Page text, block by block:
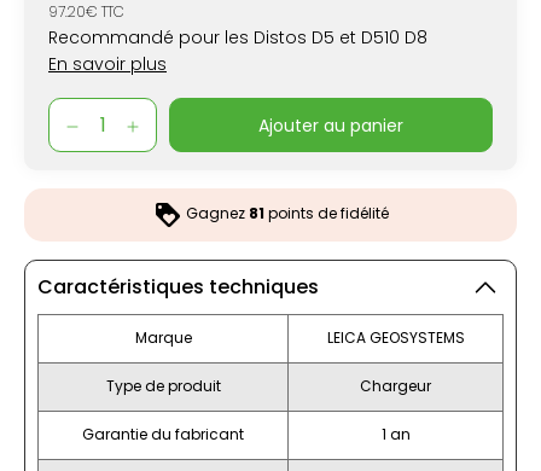
97.20€ TTC
Recommandé pour les Distos D5 et D510 D8
En savoir plus
ajouter au panier
Gagnez 81 points de fidélité
Caractéristiques techniques
Marque LEICA GEOSYSTEMS
Type de produit Chargeur
Garantie du fabricant 1 an